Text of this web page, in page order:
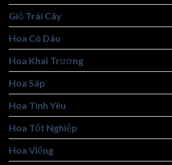
Giỏ Trái Cây
Hoa Cô Dâu
Hoa Khai Trương
Hoa Sáp
Hoa Tình Yêu
Hoa Tốt Nghiệp
Hoa Viếng